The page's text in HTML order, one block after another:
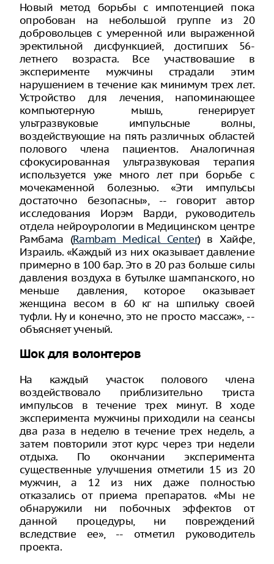
Новый метод борьбы с импотенцией пока
опробован на небольшой группе из 20
добровольцев с умеренной или выраженной
эректильной дисфункцией, достигших 56-
летнего возраста. Все участвовашие в
эксперименте мужчины страдали этим
нарушением в течение как минимум трех лет.
Устройство для лечения, напоминающее
компьютерную мышь, генерирует
ультразвуковые импульсные волны,
воздействующие на пять различных областей
полового члена пациентов. Аналогичная
сфокусированная ультразвуковая терапия
используется уже много лет при борьбе с
мочекаменной болезнью. «Эти импульсы
достаточно безопасны», -- говорит автор
исследования Иорэм Варди, руководитель
отдела нейроурологии в Медицинском центре
Рамбама (Rambam Medical Center) в Хайфе,
Израиль. «Каждый из них оказывает давление
примерно в 100 бар. Это в 20 раз больше силы
давления воздуха в бутылке шампанского, но
меньше давления, которое оказывает
женщина весом в 60 кг на шпильку своей
туфли. Ну и конечно, это не просто массаж», --
объясняет ученый.
Шок для волонтеров
На каждый участок полового члена
воздействовало приблизительно триста
импульсов в течение трех минут. В ходе
эксперимента мужчины приходили на сеансы
два раза в неделю в течение трех недель, а
затем повторили этот курс через три недели
отдыха. По окончании эксперимента
существенные улучшения отметили 15 из 20
мужчин, а 12 из них даже полностью
отказались от приема препаратов. «Мы не
обнаружили ни побочных эффектов от
данной процедуры, ни повреждений
вследствие ее», -- отметил руководитель
проекта.